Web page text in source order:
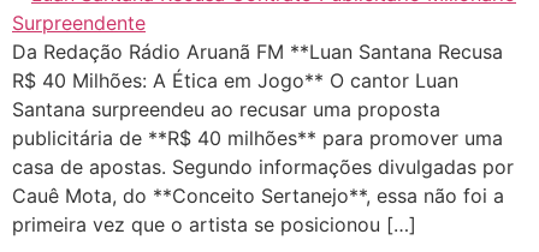
Da Redação Rádio Aruanã FM **Luan Santana Recusa
R$ 40 Milhões: A Ética em Jogo** O cantor Luan
Santana surpreendeu ao recusar uma proposta
publicitária de **R$ 40 milhões** para promover uma
casa de apostas. Segundo informações divulgadas por
Cauê Mota, do **Conceito Sertanejo**, essa não foi a
primeira vez que o artista se posicionou […]